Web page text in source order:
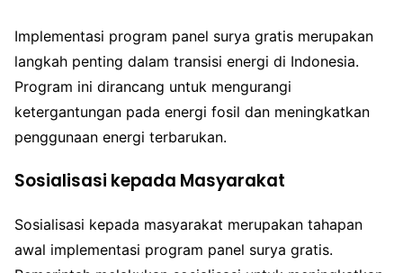
Implementasi program panel surya gratis merupakan
langkah penting dalam transisi energi di Indonesia.
Program ini dirancang untuk mengurangi
ketergantungan pada energi fosil dan meningkatkan
penggunaan energi terbarukan.
Sosialisasi kepada Masyarakat
Sosialisasi kepada masyarakat merupakan tahapan
awal implementasi program panel surya gratis.